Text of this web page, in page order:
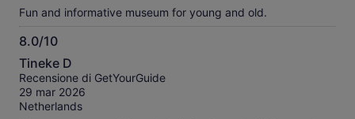
Fun and informative museum for young and old.
8.0/10
8.0
su
10
Tineke D
Recensione di GetYourGuide
29 mar 2026
Netherlands